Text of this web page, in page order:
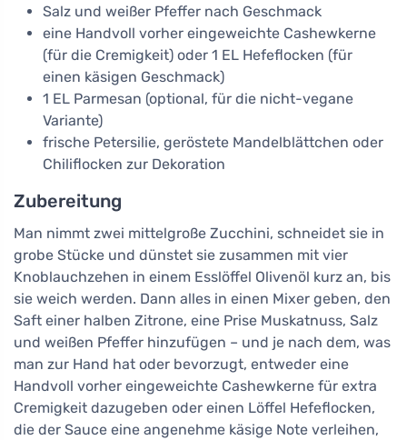
Salz und weißer Pfeffer nach Geschmack
eine Handvoll vorher eingeweichte Cashewkerne
(für die Cremigkeit) oder 1 EL Hefeflocken (für
einen käsigen Geschmack)
1 EL Parmesan (optional, für die nicht-vegane
Variante)
frische Petersilie, geröstete Mandelblättchen oder
Chiliflocken zur Dekoration
Zubereitung
Man nimmt zwei mittelgroße Zucchini, schneidet sie in
grobe Stücke und dünstet sie zusammen mit vier
Knoblauchzehen in einem Esslöffel Olivenöl kurz an, bis
sie weich werden. Dann alles in einen Mixer geben, den
Saft einer halben Zitrone, eine Prise Muskatnuss, Salz
und weißen Pfeffer hinzufügen – und je nach dem, was
man zur Hand hat oder bevorzugt, entweder eine
Handvoll vorher eingeweichte Cashewkerne für extra
Cremigkeit dazugeben oder einen Löffel Hefeflocken,
die der Sauce eine angenehme käsige Note verleihen,